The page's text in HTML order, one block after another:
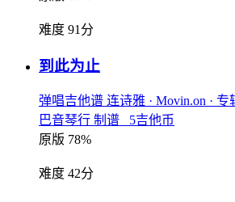
难度 91分
到此为止
弹唱吉他谱 连诗雅 · Movin.on · 专
巴音琴行 制谱 5吉他币
原版 78%
难度 42分